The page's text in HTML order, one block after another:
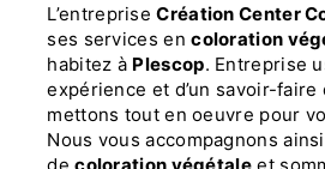
L’entrepriseCréation Center
ses services encoloration
habitez à Plescop. Entreprise
expérience et d’un savoir-faire
mettons tout en oeuvre pour
Nous vous accompagnons